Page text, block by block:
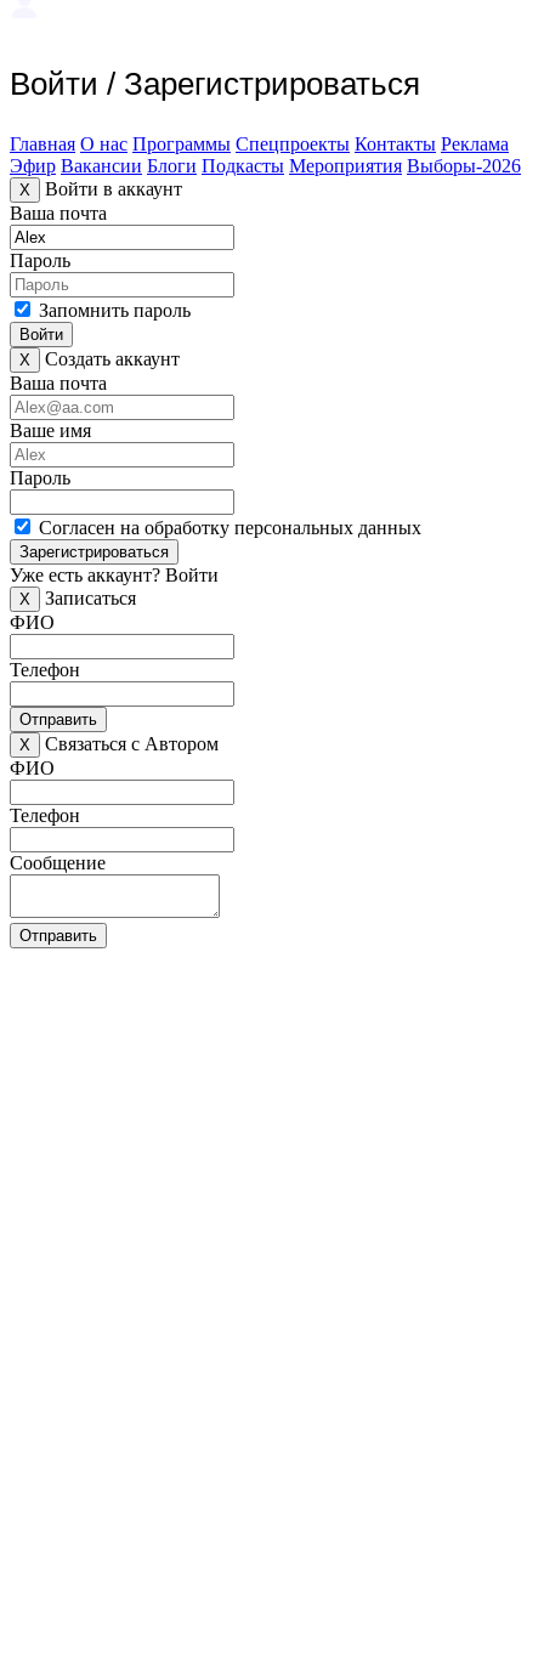
Войти / Зарегистрироваться
Главная О нас Программы Спецпроекты Контакты Реклама
Эфир Вакансии Блоги Подкасты Мероприятия Выборы-2026
X
Войти в аккаунт
Ваша почта
Пароль
Запомнить пароль
Войти
X
Создать аккаунт
Ваша почта
Ваше имя
Пароль
Согласен на обработку персональных данных
Зарегистрироваться
Уже есть аккаунт? Войти
X
Записаться
ФИО
Телефон
Отправить
X
Связаться с Автором
ФИО
Телефон
Сообщение
Отправить